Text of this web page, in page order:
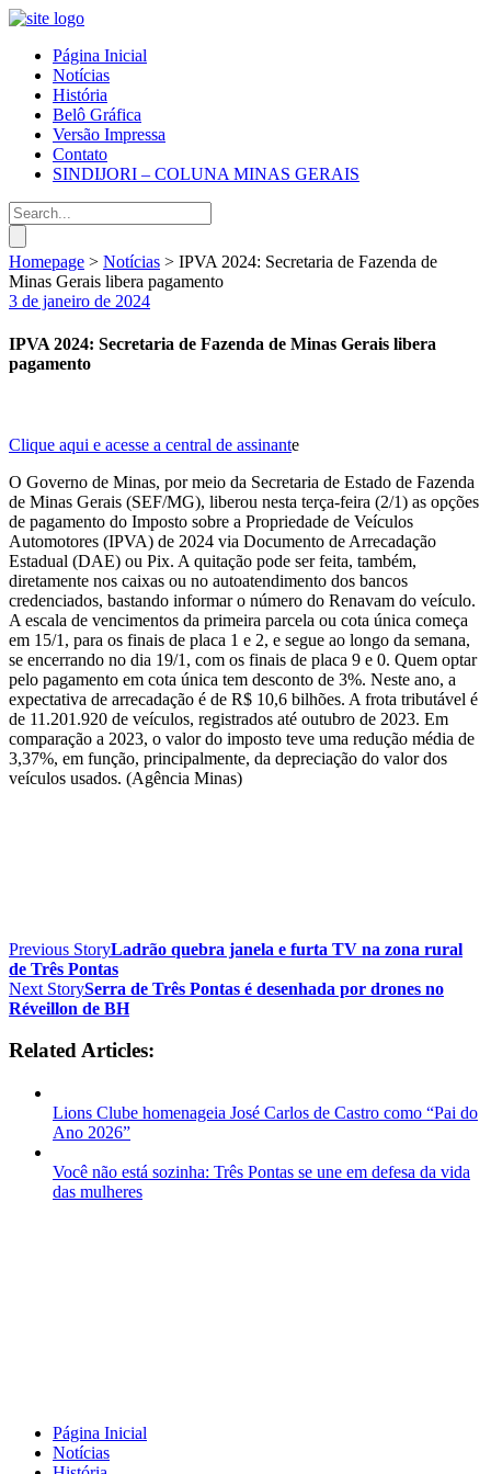
Página Inicial
Notícias
História
Belô Gráfica
Versão Impressa
Contato
SINDIJORI – COLUNA MINAS GERAIS
Homepage > Notícias > IPVA 2024: Secretaria de Fazenda de
Minas Gerais libera pagamento
3 de janeiro de 2024
IPVA 2024: Secretaria de Fazenda de Minas Gerais libera
pagamento
Clique aqui e acesse a central de assinante
O Governo de Minas, por meio da Secretaria de Estado de Fazenda
de Minas Gerais (SEF/MG), liberou nesta terça-feira (2/1) as opções
de pagamento do Imposto sobre a Propriedade de Veículos
Automotores (IPVA) de 2024 via Documento de Arrecadação
Estadual (DAE) ou Pix. A quitação pode ser feita, também,
diretamente nos caixas ou no autoatendimento dos bancos
credenciados, bastando informar o número do Renavam do veículo.
A escala de vencimentos da primeira parcela ou cota única começa
em 15/1, para os finais de placa 1 e 2, e segue ao longo da semana,
se encerrando no dia 19/1, com os finais de placa 9 e 0. Quem optar
pelo pagamento em cota única tem desconto de 3%. Neste ano, a
expectativa de arrecadação é de R$ 10,6 bilhões. A frota tributável é
de 11.201.920 de veículos, registrados até outubro de 2023. Em
comparação a 2023, o valor do imposto teve uma redução média de
3,37%, em função, principalmente, da depreciação do valor dos
veículos usados. (Agência Minas)
Previous StoryLadrão quebra janela e furta TV na zona rural
de Três Pontas
Next StorySerra de Três Pontas é desenhada por drones no
Réveillon de BH
Related Articles:
Lions Clube homenageia José Carlos de Castro como “Pai do
Ano 2026”
Você não está sozinha: Três Pontas se une em defesa da vida
das mulheres
Página Inicial
Notícias